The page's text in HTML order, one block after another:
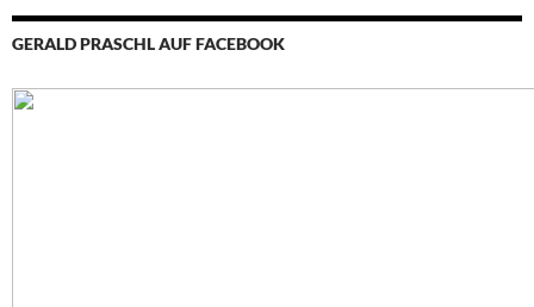
GERALD PRASCHL AUF FACEBOOK